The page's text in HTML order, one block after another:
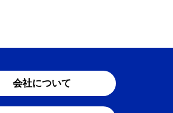
会社について